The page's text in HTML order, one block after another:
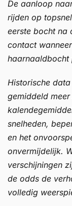
De aanloop
rijden op
eerste bocht na
contact
haarnaaldbocht
Historische
gemiddeld
snelheden,
en het
onvermijdelijk.
verschijningen
de odds de
volledig